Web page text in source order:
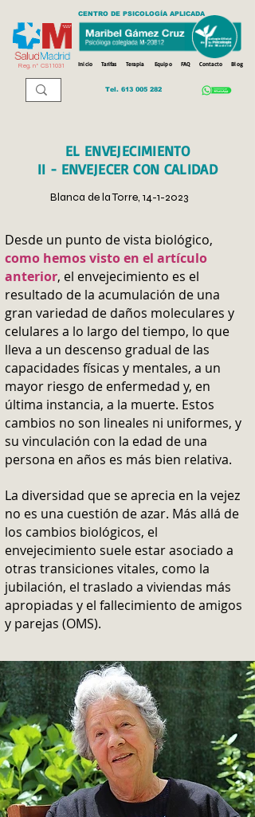
Reg. nº CS11031
CENTRO DE PSICOLOGÍA APLICADA
Inicio Tarifas Terapia Equipo FAQ Contacto Blog
Tel. 613 005 282
EL ENVEJECIMIENTO
II - ENVEJECER CON CALIDAD
Blanca de la Torre, 14-1-2023
Desde un punto de vista biológico,
como hemos visto en el artículo
anterior, el envejecimiento es el
resultado de la acumulación de una
gran variedad de daños moleculares y
celulares a lo largo del tiempo, lo que
lleva a un descenso gradual de las
capacidades físicas y mentales, a un
mayor riesgo de enfermedad y, en
última instancia, a la muerte. Estos
cambios no son lineales ni uniformes, y
su vinculación con la edad de una
persona en años es más bien relativa.
La diversidad que se aprecia en la vejez
no es una cuestión de azar. Más allá de
los cambios biológicos, el
envejecimiento suele estar asociado a
otras transiciones vitales, como la
jubilación, el traslado a viviendas más
apropiadas y el fallecimiento de amigos
y parejas (OMS).